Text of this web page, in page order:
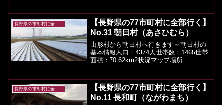
ざ...
【長野県の77市町村に全部行く】
No.31 朝日村（あさひむら）
山形村から朝日村へ行きます～朝日村の
基本情報人口：4374人世帯数：1465世帯
面積：70.62km2状況マップ場所
ば、あさひプライムスキー場かなぁ？国
道、駅が...
長野県の市町村に全部行く
【長野県の77市町村に全部行く】
No.11 長和町（ながわまち）